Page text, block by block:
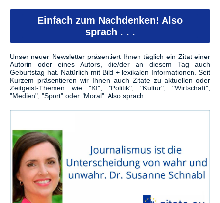
Einfach zum Nachdenken! Also
sprach . . .
Unser neuer Newsletter präsentiert Ihnen täglich ein Zitat einer
Autorin oder eines Autors, die/der an diesem Tag auch
Geburtstag hat. Natürlich mit Bild + lexikalen Informationen. Seit
Kurzem präsentieren wir Ihnen auch Zitate zu aktuellen oder
Zeitgeist-Themen wie "KI", "Politik", "Kultur", "Wirtschaft",
"Medien", "Sport" oder "Moral". Also sprach . . .